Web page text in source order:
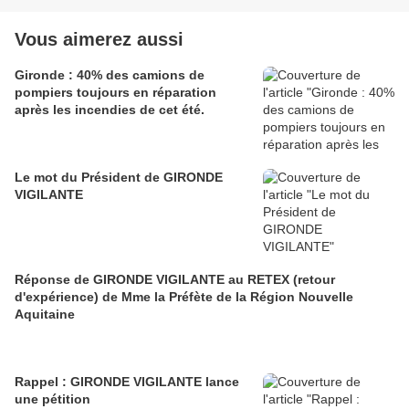
Vous aimerez aussi
Gironde : 40% des camions de
pompiers toujours en réparation
après les incendies de cet été.
Le mot du Président de GIRONDE
VIGILANTE
Réponse de GIRONDE VIGILANTE au RETEX (retour
d'expérience) de Mme la Préfète de la Région Nouvelle
Aquitaine
Rappel : GIRONDE VIGILANTE lance
une pétition